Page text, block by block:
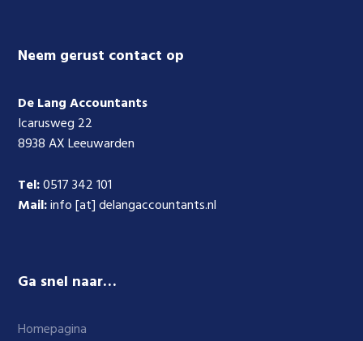
Footer
Neem gerust contact op
De Lang Accountants
Icarusweg 22
8938 AX Leeuwarden
Tel:0517 342 101
Mail:info [at] delangaccountants.nl
Ga snel naar…
Homepagina